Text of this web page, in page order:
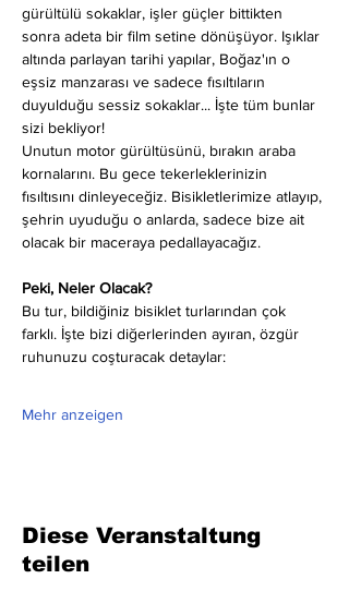
gürültülü sokaklar, işler güçler bittikten
sonra adeta bir film setine dönüşüyor. Işıklar
altında parlayan tarihi yapılar, Boğaz'ın o
eşsiz manzarası ve sadece fısıltıların
duyulduğu sessiz sokaklar... İşte tüm bunlar
sizi bekliyor!
Unutun motor gürültüsünü, bırakın araba
kornalarını. Bu gece tekerleklerinizin
fısıltısını dinleyeceğiz. Bisikletlerimize atlayıp,
şehrin uyuduğu o anlarda, sadece bize ait
olacak bir maceraya pedallayacağız.
Peki, Neler Olacak?
Bu tur, bildiğiniz bisiklet turlarından çok
farklı. İşte bizi diğerlerinden ayıran, özgür
ruhunuzu coşturacak detaylar:
Mehr anzeigen
Diese Veranstaltung
teilen